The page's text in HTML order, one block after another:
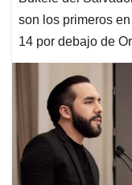
son los primeros
14 por debajo de